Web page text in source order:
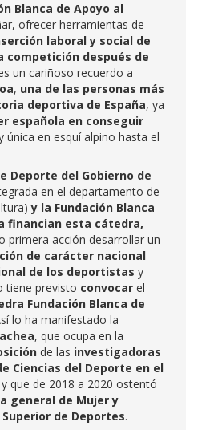
Blanca de Apoyo al
ofrecer herramientas de
laboral y social de
después de
un cariñoso recuerdo a
, una de las personas más
deportiva de España, ya
española en conseguir
única en esquí alpino hasta el
Deporte del Gobierno de
en el departamento de
y la Fundación Blanca
financian esta cátedra,
primera acción desarrollar un
de carácter nacional
de los deportistas y
tiene previsto convocar el
Fundación Blanca de
lo ha manifestado la
, que ocupa en la
de las investigadoras
Ciencias del Deporte en el
y que de 2018 a 2020 ostentó
general de Mujer y
de Deportes.